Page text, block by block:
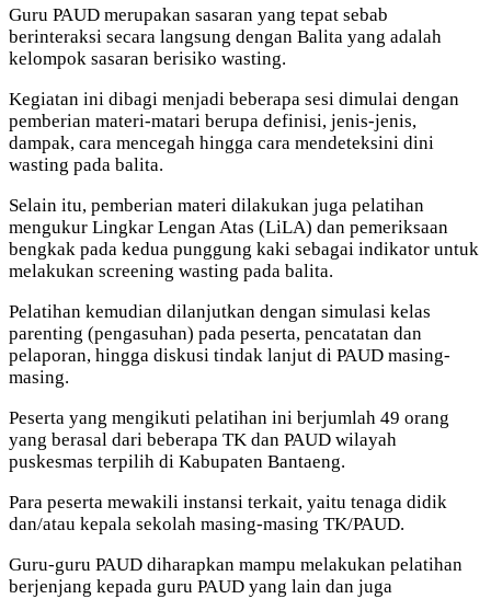
Guru PAUD merupakan sasaran yang tepat sebab
berinteraksi secara langsung dengan Balita yang adalah
kelompok sasaran berisiko wasting.
Kegiatan ini dibagi menjadi beberapa sesi dimulai dengan
pemberian materi-matari berupa definisi, jenis-jenis,
dampak, cara mencegah hingga cara mendeteksini dini
wasting pada balita.
Selain itu, pemberian materi dilakukan juga pelatihan
mengukur Lingkar Lengan Atas (LiLA) dan pemeriksaan
bengkak pada kedua punggung kaki sebagai indikator untuk
melakukan screening wasting pada balita.
Pelatihan kemudian dilanjutkan dengan simulasi kelas
parenting (pengasuhan) pada peserta, pencatatan dan
pelaporan, hingga diskusi tindak lanjut di PAUD masing-
masing.
Peserta yang mengikuti pelatihan ini berjumlah 49 orang
yang berasal dari beberapa TK dan PAUD wilayah
puskesmas terpilih di Kabupaten Bantaeng.
Para peserta mewakili instansi terkait, yaitu tenaga didik
dan/atau kepala sekolah masing-masing TK/PAUD.
Guru-guru PAUD diharapkan mampu melakukan pelatihan
berjenjang kepada guru PAUD yang lain dan juga